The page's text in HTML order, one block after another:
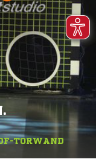
TORWAND